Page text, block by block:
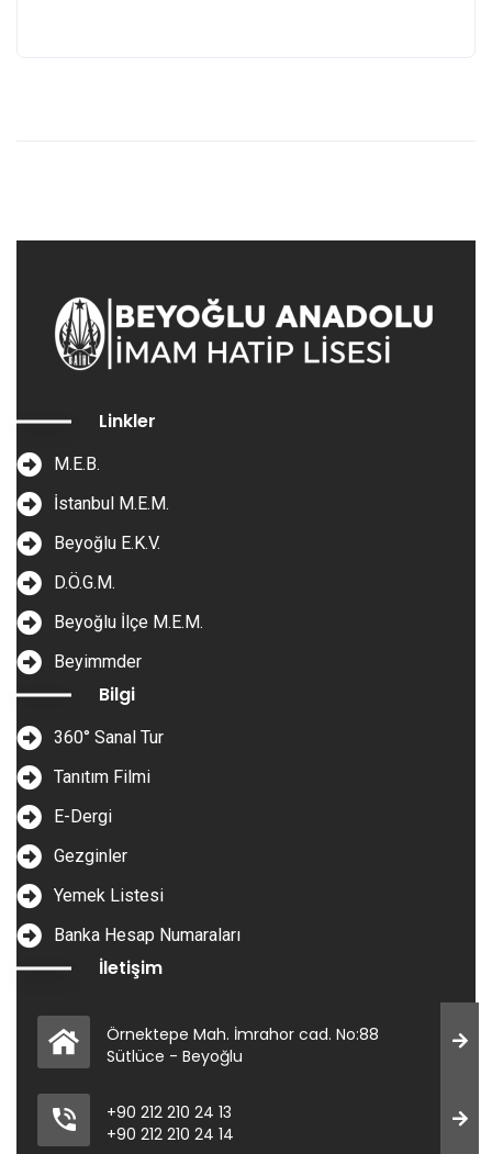
Linkler
M.E.B.
İstanbul M.E.M.
Beyoğlu E.K.V.
D.Ö.G.M.
Beyoğlu İlçe M.E.M.
Beyimmder
Bilgi
360° Sanal Tur
Tanıtım Filmi
E-Dergi
Gezginler
Yemek Listesi
Banka Hesap Numaraları
İletişim
Örnektepe Mah. İmrahor cad. No:88
Sütlüce - Beyoğlu
+90 212 210 24 13
+90 212 210 24 14